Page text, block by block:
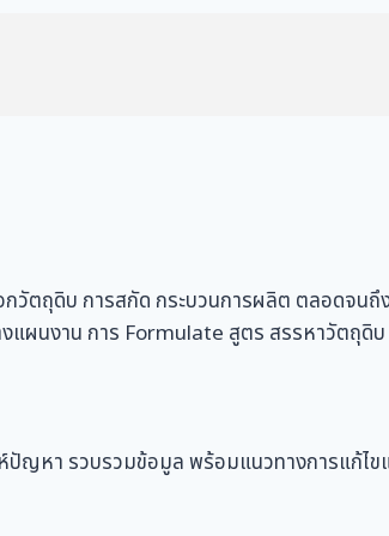
ตถุดิบ การสกัด กระบวนการผลิต ตลอดจนถึ
ผนงาน การ Formulate สูตร สรรหาวัตถุดิบ
ญหา รวบรวมข้อมูล พร้อมแนวทางการแก้ไข